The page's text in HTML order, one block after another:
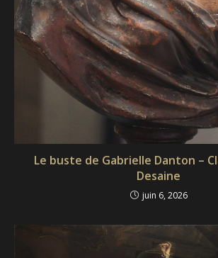
Le buste de Gabrielle Danton –
Desaine
juin 6, 2026